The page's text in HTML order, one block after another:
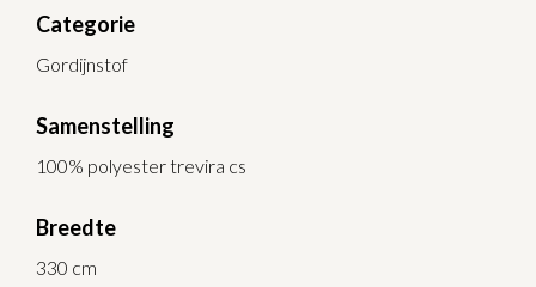
Categorie
Gordijnstof
Samenstelling
100% polyester trevira cs
Breedte
330 cm